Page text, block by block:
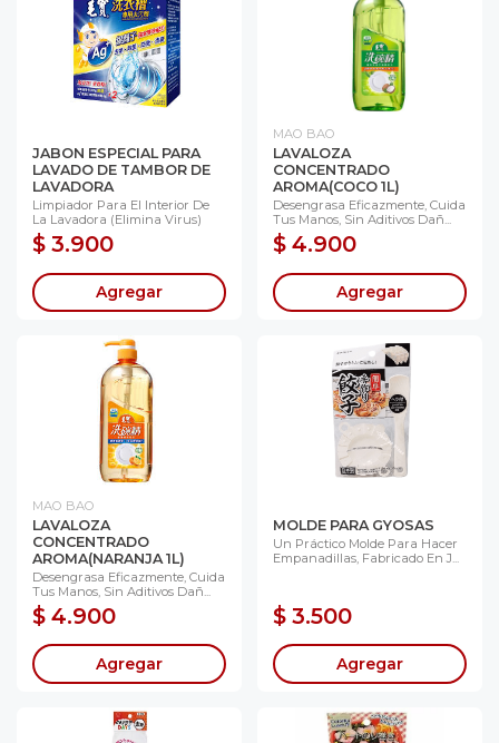
JABON ESPECIAL PARA
LAVADO DE TAMBOR DE
LAVADORA
Limpiador Para El Interior De
La Lavadora (elimina Virus)
$ 3.900
Agregar
MAO BAO
LAVALOZA
CONCENTRADO
AROMA(COCO 1L)
Desengrasa Eficazmente, Cuida
Tus Manos, Sin Aditivos Dañ...
$ 4.900
Agregar
MAO BAO
LAVALOZA
CONCENTRADO
AROMA(NARANJA 1L)
Desengrasa Eficazmente, Cuida
Tus Manos, Sin Aditivos Dañ...
$ 4.900
Agregar
MOLDE PARA GYOSAS
Un Práctico Molde Para Hacer
Empanadillas, Fabricado En J...
$ 3.500
Agregar